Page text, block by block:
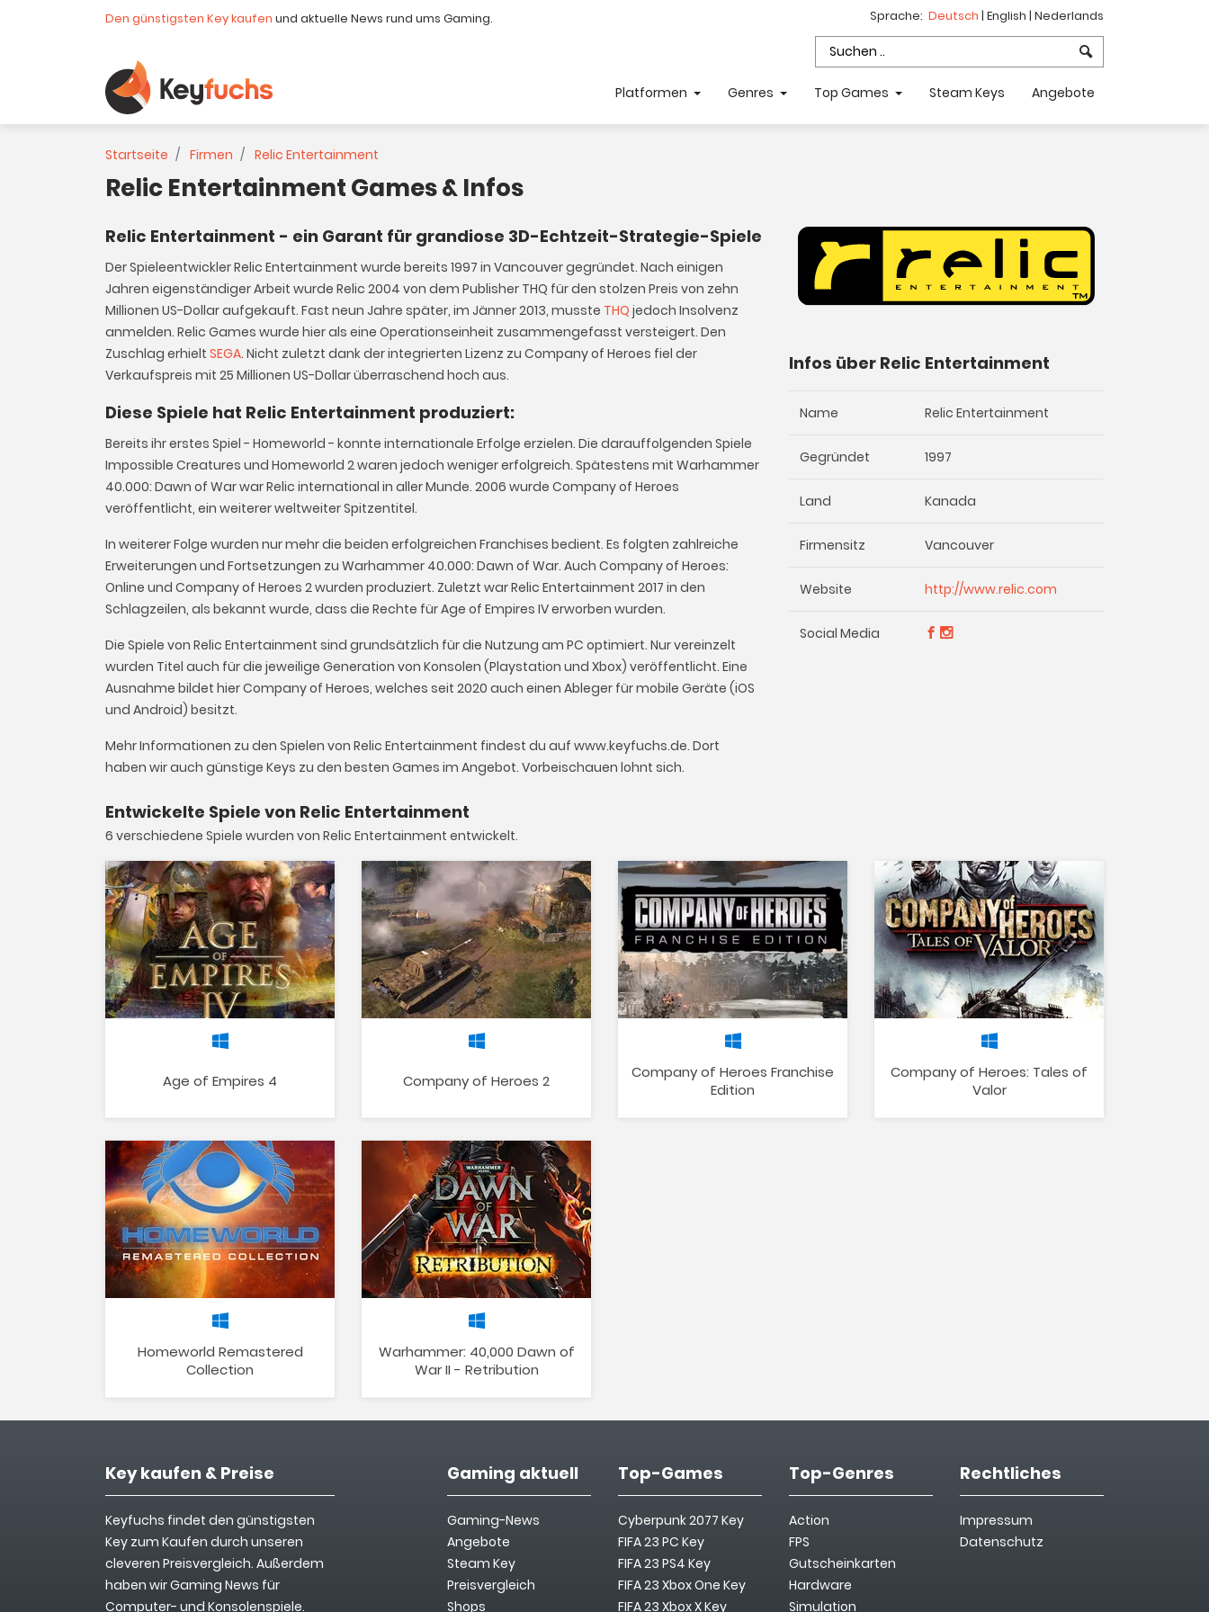
Den günstigsten Key kaufen und aktuelle News rund ums Gaming. Sprache: Deutsch | English | Nederlands
Platformen Genres Top Games Steam Keys Angebote
Startseite Firmen Relic Entertainment
Relic Entertainment Games & Infos
Relic Entertainment - ein Garant für grandiose 3D-Echtzeit-Strategie-Spiele
Der Spieleentwickler Relic Entertainment wurde bereits 1997 in Vancouver gegründet. Nach einigen
Jahren eigenständiger Arbeit wurde Relic 2004 von dem Publisher THQ für den stolzen Preis von zehn
Millionen US-Dollar aufgekauft. Fast neun Jahre später, im Jänner 2013, musste THQ jedoch Insolvenz
anmelden. Relic Games wurde hier als eine Operationseinheit zusammengefasst versteigert. Den
Zuschlag erhielt SEGA. Nicht zuletzt dank der integrierten Lizenz zu Company of Heroes fiel der
Verkaufspreis mit 25 Millionen US-Dollar überraschend hoch aus.
Diese Spiele hat Relic Entertainment produziert:
Bereits ihr erstes Spiel - Homeworld - konnte internationale Erfolge erzielen. Die darauffolgenden Spiele
Impossible Creatures und Homeworld 2 waren jedoch weniger erfolgreich. Spätestens mit Warhammer
40.000: Dawn of War war Relic international in aller Munde. 2006 wurde Company of Heroes
veröffentlicht, ein weiterer weltweiter Spitzentitel.
In weiterer Folge wurden nur mehr die beiden erfolgreichen Franchises bedient. Es folgten zahlreiche
Erweiterungen und Fortsetzungen zu Warhammer 40.000: Dawn of War. Auch Company of Heroes:
Online und Company of Heroes 2 wurden produziert. Zuletzt war Relic Entertainment 2017 in den
Schlagzeilen, als bekannt wurde, dass die Rechte für Age of Empires IV erworben wurden.
Die Spiele von Relic Entertainment sind grundsätzlich für die Nutzung am PC optimiert. Nur vereinzelt
wurden Titel auch für die jeweilige Generation von Konsolen (Playstation und Xbox) veröffentlicht. Eine
Ausnahme bildet hier Company of Heroes, welches seit 2020 auch einen Ableger für mobile Geräte (iOS
und Android) besitzt.
Mehr Informationen zu den Spielen von Relic Entertainment findest du auf www.keyfuchs.de. Dort
haben wir auch günstige Keys zu den besten Games im Angebot. Vorbeischauen lohnt sich.
Infos über Relic Entertainment
Name Relic Entertainment
Gegründet 1997
Land Kanada
Firmensitz Vancouver
Website http://www.relic.com
Social Media
Entwickelte Spiele von Relic Entertainment
6 verschiedene Spiele wurden von Relic Entertainment entwickelt.
Age of Empires 4 Company of Heroes 2
Company of Heroes Franchise
Edition
Company of Heroes: Tales of
Valor
Homeworld Remastered
Collection
Warhammer: 40,000 Dawn of
War II - Retribution
Key kaufen & Preise
Keyfuchs findet den günstigsten
Key zum Kaufen durch unseren
cleveren Preisvergleich. Außerdem
haben wir Gaming News für
Computer- und Konsolenspiele.
Gaming aktuell
Gaming-News
Angebote
Steam Key
Preisvergleich
Shops
Top-Games
Cyberpunk 2077 Key
FIFA 23 PC Key
FIFA 23 PS4 Key
FIFA 23 Xbox One Key
FIFA 23 Xbox X Key
Top-Genres
Action
FPS
Gutscheinkarten
Hardware
Simulation
Rechtliches
Impressum
Datenschutz